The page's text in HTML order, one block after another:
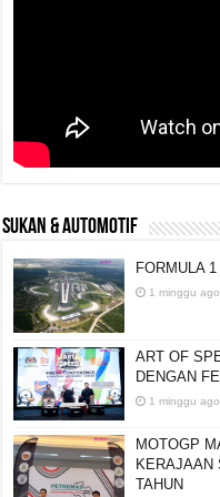
SUKAN & AUTOMOTIF
FORMULA
1 minggu ago
ART OF
DENGAN
1 minggu ago
MOTOGP
KERAJAAN
TAHUN